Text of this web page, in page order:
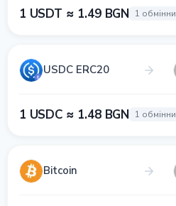
1 USDT ≈ 1.49 BGN 1
USDC ERC20
1 USDC ≈ 1.48 BGN 1
Bitcoin